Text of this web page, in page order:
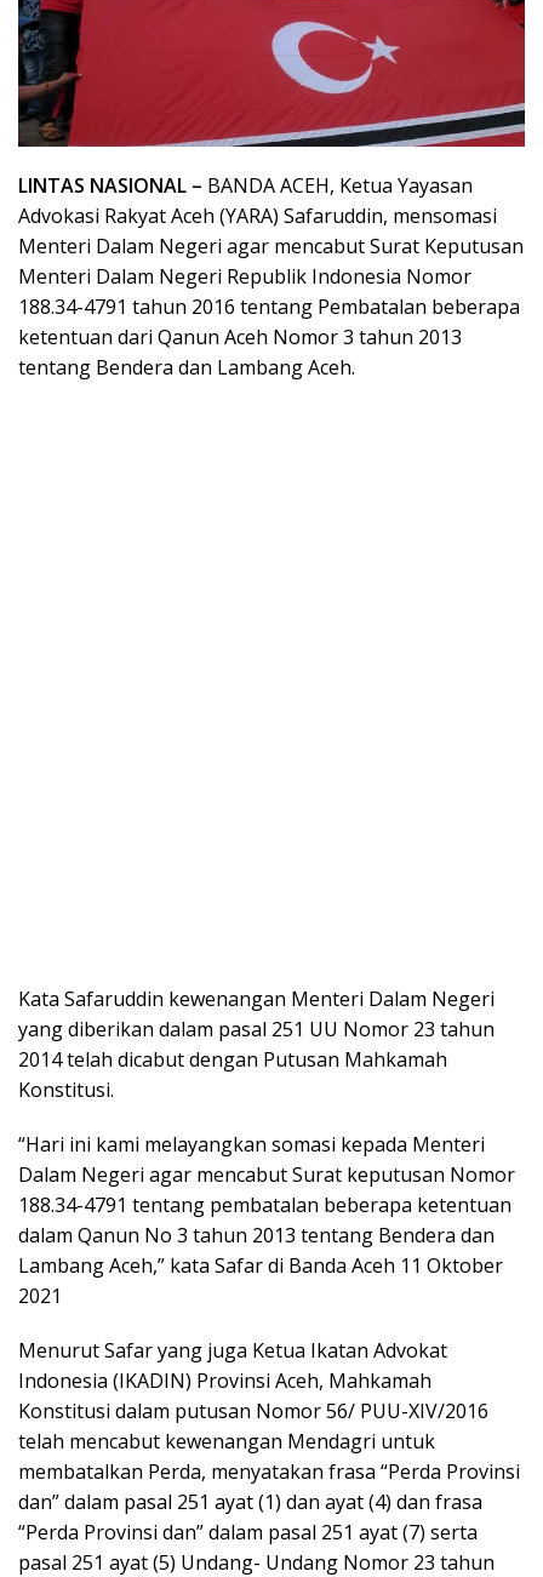
LINTAS NASIONAL – BANDA ACEH, Ketua Yayasan
Advokasi Rakyat Aceh (YARA) Safaruddin, mensomasi
Menteri Dalam Negeri agar mencabut Surat Keputusan
Menteri Dalam Negeri Republik Indonesia Nomor
188.34-4791 tahun 2016 tentang Pembatalan beberapa
ketentuan dari Qanun Aceh Nomor 3 tahun 2013
tentang Bendera dan Lambang Aceh.
Kata Safaruddin kewenangan Menteri Dalam Negeri
yang diberikan dalam pasal 251 UU Nomor 23 tahun
2014 telah dicabut dengan Putusan Mahkamah
Konstitusi.
“Hari ini kami melayangkan somasi kepada Menteri
Dalam Negeri agar mencabut Surat keputusan Nomor
188.34-4791 tentang pembatalan beberapa ketentuan
dalam Qanun No 3 tahun 2013 tentang Bendera dan
Lambang Aceh,” kata Safar di Banda Aceh 11 Oktober
2021
Menurut Safar yang juga Ketua Ikatan Advokat
Indonesia (IKADIN) Provinsi Aceh, Mahkamah
Konstitusi dalam putusan Nomor 56/ PUU-XIV/2016
telah mencabut kewenangan Mendagri untuk
membatalkan Perda, menyatakan frasa “Perda Provinsi
dan” dalam pasal 251 ayat (1) dan ayat (4) dan frasa
“Perda Provinsi dan” dalam pasal 251 ayat (7) serta
pasal 251 ayat (5) Undang- Undang Nomor 23 tahun